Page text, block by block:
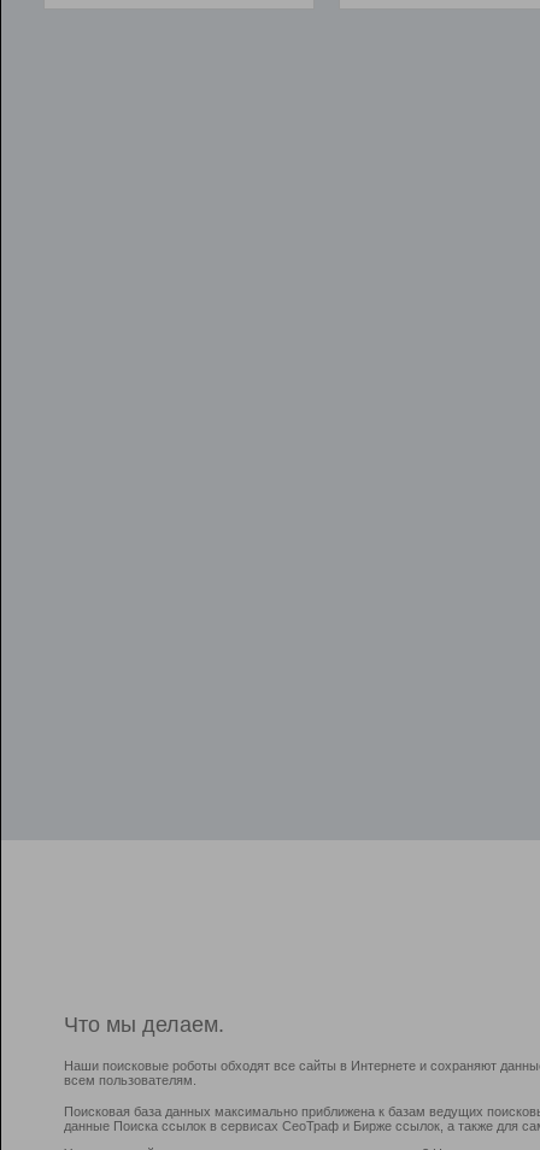
Что мы делаем.
Наши поисковые роботы обходят все сайты в Интернете и сохраняют
всем пользователям.
Поисковая база данных максимально приближена к базам ведущих
данные Поиска ссылок в сервисах СеоТраф и Бирже ссылок, а также для